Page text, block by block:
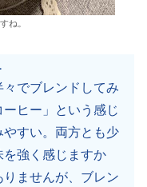
ね。
でブレンドしてみ
ヒー」という感じ
すい。両方とも少
を強く感じますか
ませんが、ブレン